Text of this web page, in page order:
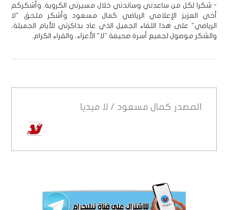
- شكرا لكل من ساعدني وساندني خلال مسيرتي الكروية. وأشكركم
أخي العزيز الإعلامي الرياضي كمال مسعود وأشكر ملحق "لا
الرياضي" على هذا اللقاء الجميل الذي عاد بذاكرتي للأيام الجميلة،
والشكر موصول لجميع أسرة صحيفة "لا" الأعزاء، والقراء الكرام.
المصدر كمال مسعود / لا ميديا